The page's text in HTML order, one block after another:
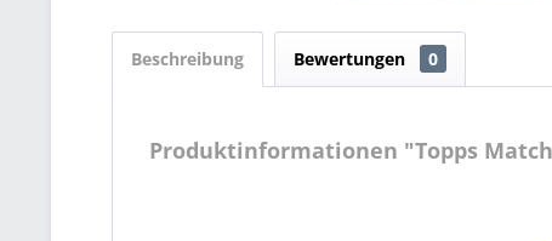
Beschreibung Bewertungen 0
Produktinformationen "Topps